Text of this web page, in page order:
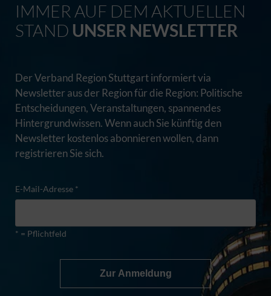
IMMER AUF DEM AKTUELLEN
STAND UNSER NEWSLETTER
Der Verband Region Stuttgart informiert via
Newsletter aus der Region für die Region: Politische
Entscheidungen, Veranstaltungen, spannendes
Hintergrundwissen. Wenn auch Sie künftig den
Newsletter kostenlos abonnieren wollen, dann
registrieren Sie sich.
E-Mail-Adresse *
* = Pflichtfeld
Zur Anmeldung